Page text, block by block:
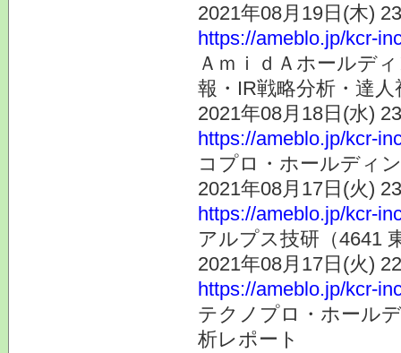
2021年08月19日(木)
https://ameblo.jp/kcr-
ＡｍｉｄＡホールデ
報・IR戦略分析・達人
2021年08月18日(水)
https://ameblo.jp/kcr-
コプロ・ホールディ
2021年08月17日(火)
https://ameblo.jp/kcr-
アルプス技研（4641
2021年08月17日(火)
https://ameblo.jp/kcr-
テクノプロ・ホール
析レポート